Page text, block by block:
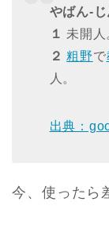
やばん‐
１ 未開人
２ 粗野で
人。
出典：
今、使ったら